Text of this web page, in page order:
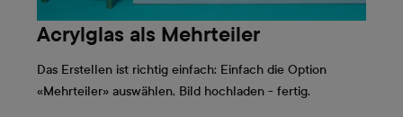
Acrylglas als Mehrteiler
Das Erstellen ist richtig einfach: Einfach die Option
«Mehrteiler» auswählen, Bild hochladen - fertig.